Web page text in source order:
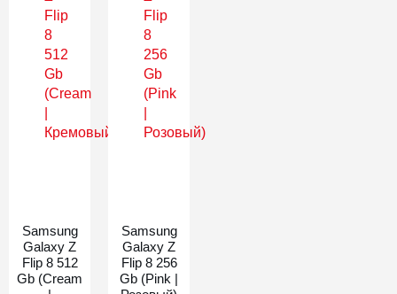
Samsung
Galaxy Z
Flip 8 512
Gb (Cream
Samsung
Galaxy Z
Flip 8 256
Gb (Pink |